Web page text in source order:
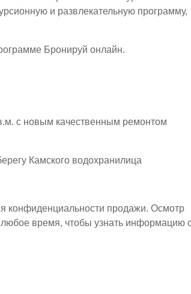
и развлекательную программу,
Бронируй онлайн.
с новым качественным ремонтом
Камского водохранилица
конфиденциальности продажи. Осмотр
время, чтобы узнать информацию